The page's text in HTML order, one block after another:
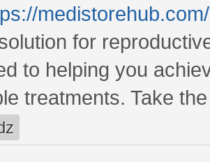
for
to helping you
treatments. Take